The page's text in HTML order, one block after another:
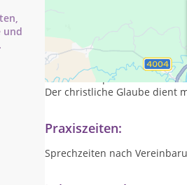
und
Ich bin verheiratet und habe
Seit 2009 arbeite ich in
Meine therapeutischen
Der christliche Glaube dient
Praxiszeiten:
Sprechzeiten nach